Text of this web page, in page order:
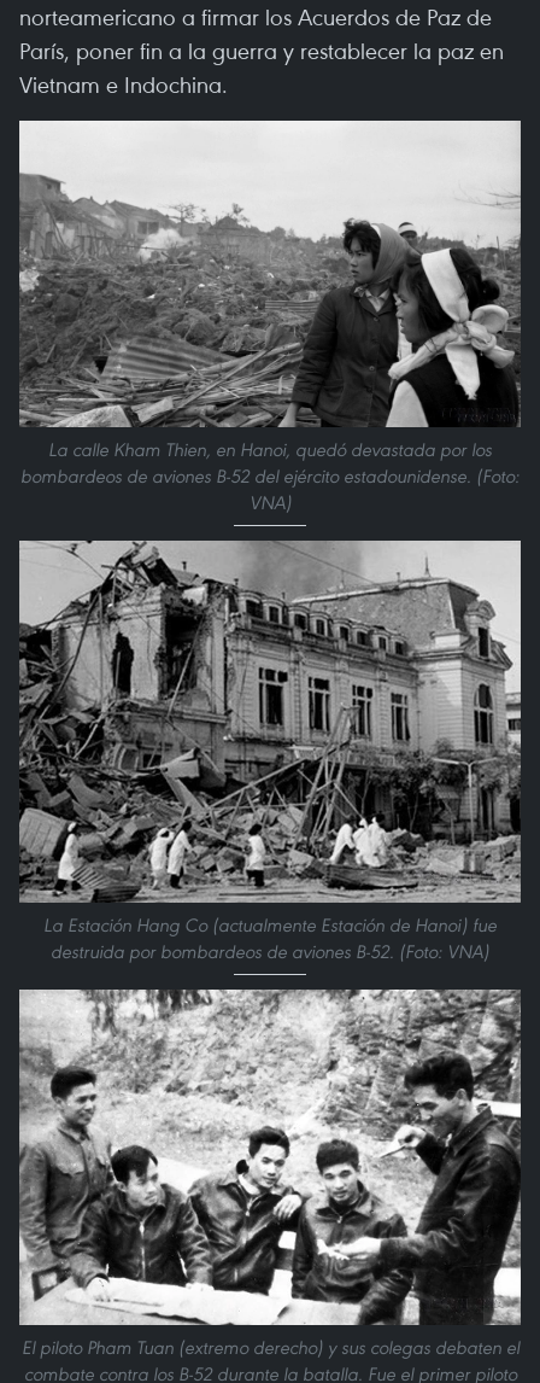
norteamericano a firmar los Acuerdos de Paz de
París, poner fin a la guerra y restablecer la paz en
Vietnam e Indochina.
La calle Kham Thien, en Hanoi, quedó devastada por los
bombardeos de aviones B-52 del ejército estadounidense. (Foto:
VNA)
La Estación Hang Co (actualmente Estación de Hanoi) fue
destruida por bombardeos de aviones B-52. (Foto: VNA)
El piloto Pham Tuan (extremo derecho) y sus colegas debaten el
combate contra los B-52 durante la batalla. Fue el primer piloto